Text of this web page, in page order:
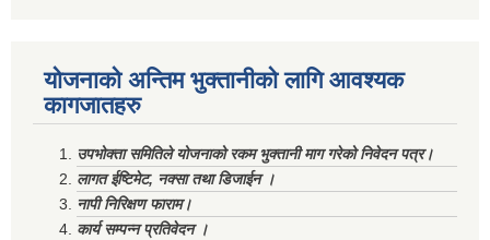
योजनाको अन्तिम भुक्तानीको लागि आवश्यक
कागजातहरु
उपभोक्ता समितिले योजनाको रकम भुक्तानी माग गरेको निवेदन पत्र।
लागत ईष्टिमेट, नक्सा तथा डिजाईन ।
नापी निरिक्षण फाराम।
कार्य सम्पन्न प्रतिवेदन ।